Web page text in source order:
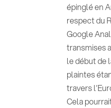
épinglé en
respect du
Google
transmises
le début de
plaintes
travers
Cela